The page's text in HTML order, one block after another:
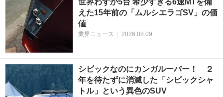
えた15年前の「ムルシエラゴSV」の価
値
業界ニュース | 2026.08.09
シビックなのにカンガルーバー！ ２
年を待たずに消滅した「シビックシャ
トル」という異色のSUV